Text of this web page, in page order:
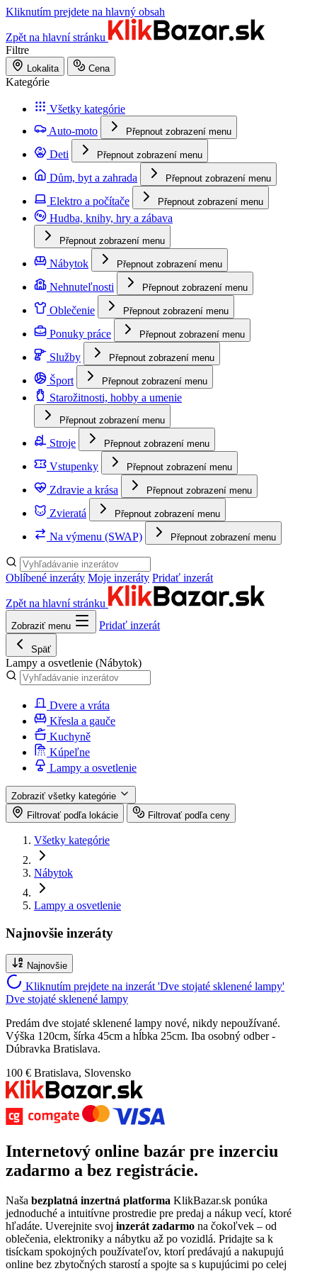
Kliknutím prejdete na hlavný obsah
Zpět na hlavní stránku
Filtre
Lokalita Cena
Kategórie
Všetky kategórie
Auto-moto
Přepnout zobrazení menu
Deti Přepnout zobrazení menu
Dům, byt a zahrada Přepnout zobrazení menu
Elektro a počítače Přepnout zobrazení menu
Hudba, knihy, hry a zábava
Přepnout zobrazení menu
Nábytok Přepnout zobrazení menu
Nehnuteľnosti Přepnout zobrazení menu
Oblečenie Přepnout zobrazení menu
Ponuky práce Přepnout zobrazení menu
Služby Přepnout zobrazení menu
Šport Přepnout zobrazení menu
Starožitnosti, hobby a umenie
Přepnout zobrazení menu
Stroje Přepnout zobrazení menu
Vstupenky Přepnout zobrazení menu
Zdravie a krása Přepnout zobrazení menu
Zvieratá Přepnout zobrazení menu
Na výmenu (SWAP) Přepnout zobrazení menu
Oblíbené inzeráty Moje inzeráty Pridať inzerát
Zpět na hlavní stránku
Zobraziť menu Pridať inzerát
Späť
Lampy a osvetlenie (Nábytok)
Dvere a vráta
Křesla a gauče
Kuchyně
Kúpeľne
Lampy a osvetlenie
Zobraziť všetky kategórie
Filtrovať podľa lokácie
Filtrovať podľa ceny
Všetky kategórie
Nábytok
Lampy a osvetlenie
Najnovšie inzeráty
Najnovšie
Kliknutím prejdete na inzerát 'Dve stojaté sklenené lampy'
Dve stojaté sklenené lampy
Predám dve stojaté sklenené lampy nové, nikdy nepoužívané.
Výška 120cm, šírka 45cm a hĺbka 25cm. Iba osobný odber -
Dúbravka Bratislava.
100 € Bratislava, Slovensko
Internetový online bazár pre inzerciu
zadarmo a bez registrácie.
Naša bezplatná inzertná platforma KlikBazar.sk ponúka
jednoduché a intuitívne prostredie pre predaj a nákup vecí, ktoré
hľadáte. Uverejnite svoj inzerát zadarmo na čokoľvek – od
oblečenia, elektroniky a nábytku až po vozidlá. Pridajte sa k
tisíckam spokojných používateľov, ktorí predávajú a nakupujú
online bez zbytočných starostí a spojte sa s kupujúcimi po celej